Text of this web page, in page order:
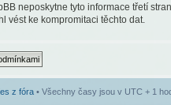
neposkytne tyto informace třetí
vést ke kompromitaci těchto dat.
z fóra • Všechny časy jsou v UTC + 1